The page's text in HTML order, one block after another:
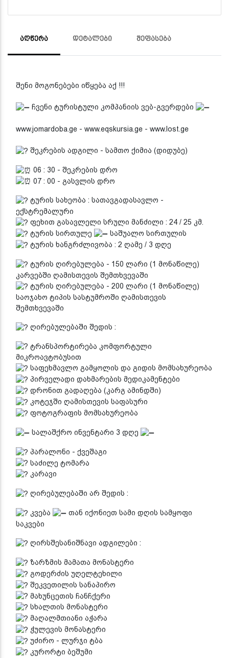
ᲐᲦᲬᲔᲠᲐ ᲓᲔᲢᲐᲚᲔᲑᲘ ᲨᲔᲤᲐᲡᲔᲑᲐ
შენი მოგონებები იწყება აქ !!!
ჩვენი ტურისტული კომპანიის ვებ-გვერდები
www.jomardoba.ge - www.eqskursia.ge - www.lost.ge
შეკრების ადგილი - სამთო ქიმია (დიდუბე)
06 : 30 - შეკრების დრო
07 : 00 - გასვლის დრო
ტურის სახეობა : სათავგადასავლო -
ექსტრემალური
ფეხით გასავლელი სრული მანძილი : 24 / 25 კმ.
ტურის სირთულე
საშუალო სირთულის
ტურის ხანგრძლივობა : 2 ღამე / 3 დღე
ტურის ღირებულება - 150 ლარი (1 მონაწილე)
კარვებში ღამისთევის შემთხვევაში
ტურის ღირებულება - 200 ლარი (1 მონაწილე)
საოჯახო ტიპის სასტუმროში ღამისთევის
შემთხვევაში
ღირებულებაში შედის :
ტრანსპორტირება კომფორტული
მიკროავტობუსით
საფეხმავლო გამყოლის და გიდის მომსახურეობა
პირველადი დახმარების მედიკამენტები
დრონით გადაღება (კარგ ამინდში)
კოტეჯში ღამისთევის საფასური
ფოტოგრაფის მომსახურეობა
სალაშქრო ინვენტარი 3 დღე
პარალონი - ქვეშაგი
საძილე ტომარა
კარავი
ღირებულებაში არ შედის :
კვება
თან იქონიეთ სამი დღის სამყოფი
საკვები
ღირსშესანიშნავი ადგილები :
ზარზმის მამათა მონასტერი
გოდერძის უღელტეხილი
შეკვეთილის სანაპირო
მახუნცეთის ჩანჩქერი
სხალთის მონასტერი
მაღალმთიანი აჭარა
ჭულევის მონასტერი
უძირო - ლურჯი ტბა
კურორტი ბეშუმი